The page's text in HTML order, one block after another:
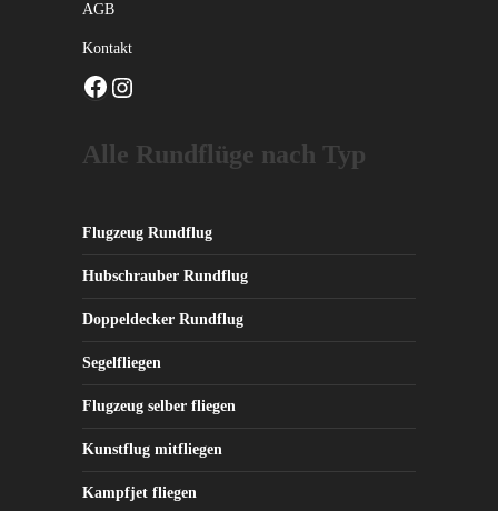
AGB
Kontakt
Facebook
Alle Rundflüge nach Typ
Flugzeug Rundflug
Hubschrauber Rundflug
Doppeldecker Rundflug
Segelfliegen
Flugzeug selber fliegen
Kunstflug mitfliegen
Kampfjet fliegen